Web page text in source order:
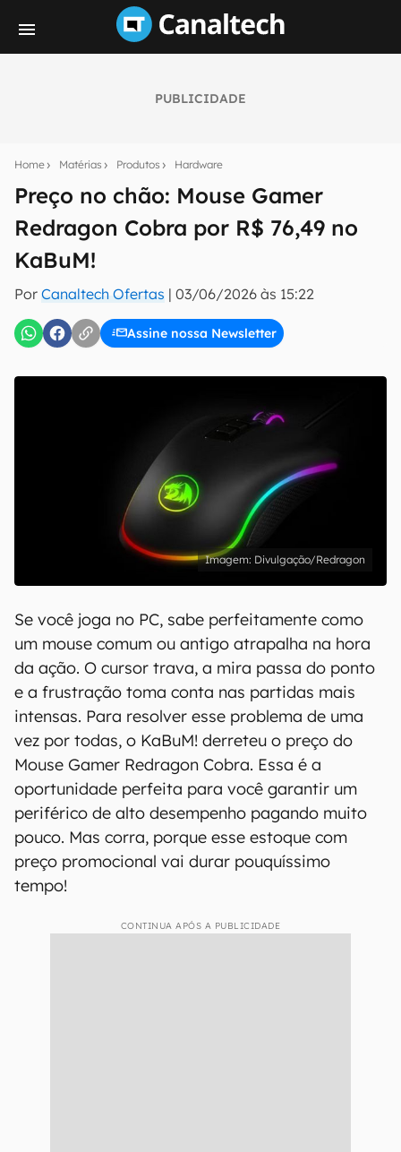
PUBLICIDADE
Home Matérias Produtos Hardware
Preço no chão: Mouse Gamer
Redragon Cobra por R$ 76,49 no
KaBuM!
Por Canaltech Ofertas | 03/06/2026 às 15:22
Assine nossa Newsletter
notícias e reviews sobre tecnologia em primeira
E-mail
inscreva-se
Uso e Política de Privacidade do Canaltech.
Divulgação/Redragon
Se você joga no PC, sabe perfeitamente como
um mouse comum ou antigo atrapalha na hora
da ação. O cursor trava, a mira passa do ponto
e a frustração toma conta nas partidas mais
intensas. Para resolver esse problema de uma
vez por todas, o KaBuM! derreteu o preço do
Mouse Gamer Redragon Cobra. Essa é a
oportunidade perfeita para você garantir um
periférico de alto desempenho pagando muito
pouco. Mas corra, porque esse estoque com
preço promocional vai durar pouquíssimo
tempo!
CONTINUA APÓS A PUBLICIDADE